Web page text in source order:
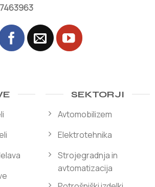
SEKTORJI
Avtomobilizem
Elektrotehnika
Strojegradnja in
avtomatizacija